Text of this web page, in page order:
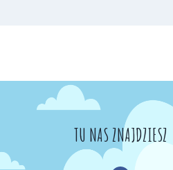
TU NAS ZNAJDZIESZ